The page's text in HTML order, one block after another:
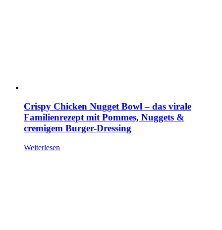
Crispy Chicken Nugget Bowl – das virale
Familienrezept mit Pommes, Nuggets &
cremigem Burger-Dressing
Weiterlesen